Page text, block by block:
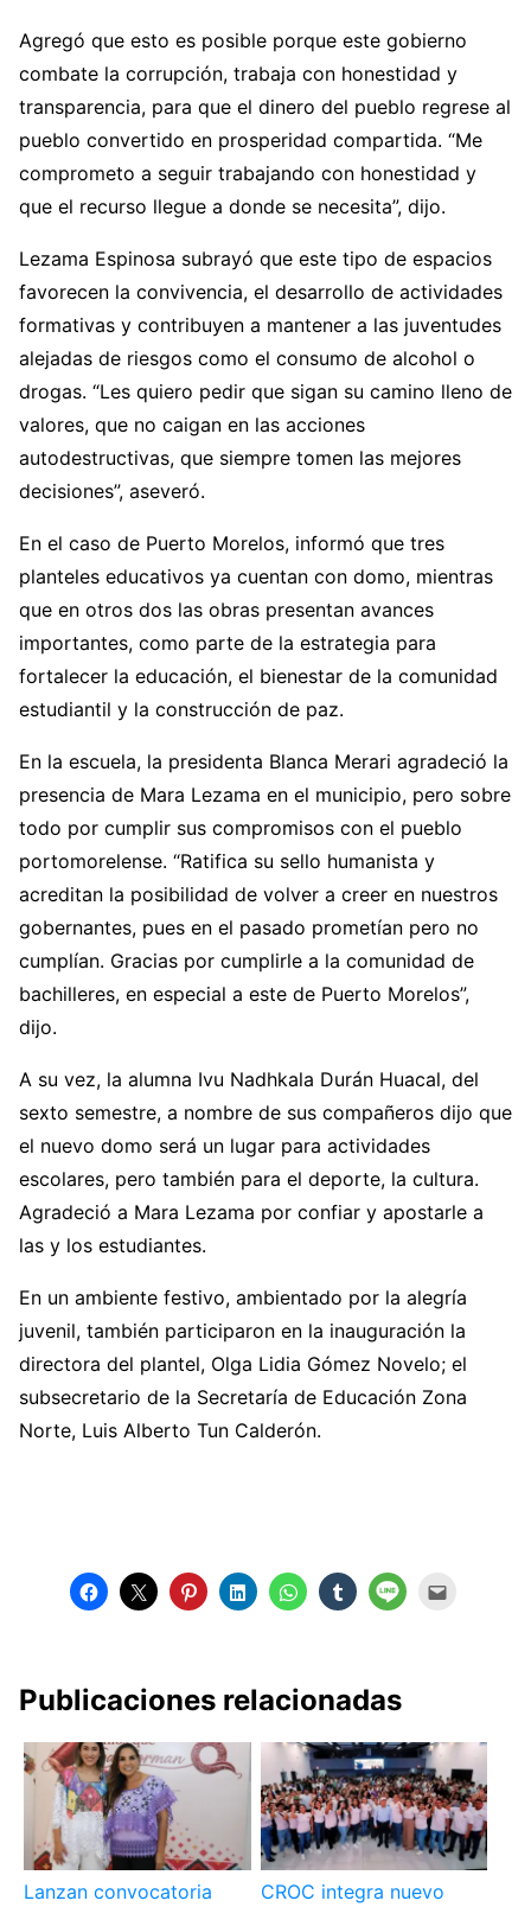
Agregó que esto es posible porque este gobierno
combate la corrupción, trabaja con honestidad y
transparencia, para que el dinero del pueblo regrese al
pueblo convertido en prosperidad compartida. “Me
comprometo a seguir trabajando con honestidad y
que el recurso llegue a donde se necesita”, dijo.
Lezama Espinosa subrayó que este tipo de espacios
favorecen la convivencia, el desarrollo de actividades
formativas y contribuyen a mantener a las juventudes
alejadas de riesgos como el consumo de alcohol o
drogas. “Les quiero pedir que sigan su camino lleno de
valores, que no caigan en las acciones
autodestructivas, que siempre tomen las mejores
decisiones”, aseveró.
En el caso de Puerto Morelos, informó que tres
planteles educativos ya cuentan con domo, mientras
que en otros dos las obras presentan avances
importantes, como parte de la estrategia para
fortalecer la educación, el bienestar de la comunidad
estudiantil y la construcción de paz.
En la escuela, la presidenta Blanca Merari agradeció la
presencia de Mara Lezama en el municipio, pero sobre
todo por cumplir sus compromisos con el pueblo
portomorelense. “Ratifica su sello humanista y
acreditan la posibilidad de volver a creer en nuestros
gobernantes, pues en el pasado prometían pero no
cumplían. Gracias por cumplirle a la comunidad de
bachilleres, en especial a este de Puerto Morelos”,
dijo.
A su vez, la alumna Ivu Nadhkala Durán Huacal, del
sexto semestre, a nombre de sus compañeros dijo que
el nuevo domo será un lugar para actividades
escolares, pero también para el deporte, la cultura.
Agradeció a Mara Lezama por confiar y apostarle a
las y los estudiantes.
En un ambiente festivo, ambientado por la alegría
juvenil, también participaron en la inauguración la
directora del plantel, Olga Lidia Gómez Novelo; el
subsecretario de la Secretaría de Educación Zona
Norte, Luis Alberto Tun Calderón.
Publicaciones relacionadas
Lanzan convocatoria
CROC integra nuevo